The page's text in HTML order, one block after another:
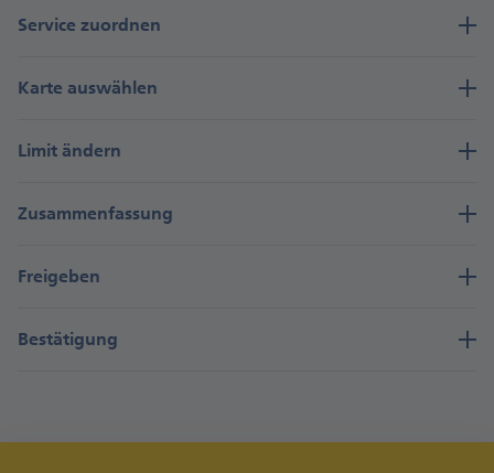
Service zuordnen
Karte auswählen
Limit ändern
Zusammenfassung
Freigeben
Bestätigung